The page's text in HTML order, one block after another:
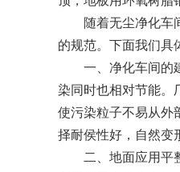
随着无尘净化车间
的规范。下面我们具
一、净化车间的建
染同时也相对节能。
使污染粒子不易从外
择耐侯性好，自然变
二、地面应用平整